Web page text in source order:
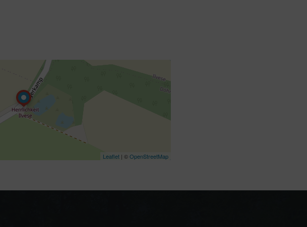
Leaflet| ©OpenStreetMap